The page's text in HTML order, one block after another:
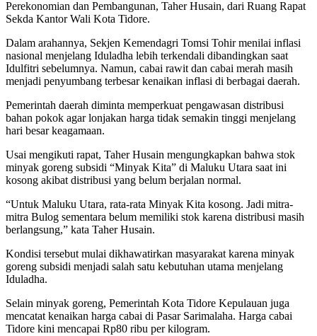
Perekonomian dan Pembangunan, Taher Husain, dari Ruang Rapat
Sekda Kantor Wali Kota Tidore.
Dalam arahannya, Sekjen Kemendagri Tomsi Tohir menilai inflasi
nasional menjelang Iduladha lebih terkendali dibandingkan saat
Idulfitri sebelumnya. Namun, cabai rawit dan cabai merah masih
menjadi penyumbang terbesar kenaikan inflasi di berbagai daerah.
Pemerintah daerah diminta memperkuat pengawasan distribusi
bahan pokok agar lonjakan harga tidak semakin tinggi menjelang
hari besar keagamaan.
Usai mengikuti rapat, Taher Husain mengungkapkan bahwa stok
minyak goreng subsidi “Minyak Kita” di Maluku Utara saat ini
kosong akibat distribusi yang belum berjalan normal.
“Untuk Maluku Utara, rata-rata Minyak Kita kosong. Jadi mitra-
mitra Bulog sementara belum memiliki stok karena distribusi masih
berlangsung,” kata Taher Husain.
Kondisi tersebut mulai dikhawatirkan masyarakat karena minyak
goreng subsidi menjadi salah satu kebutuhan utama menjelang
Iduladha.
Selain minyak goreng, Pemerintah Kota Tidore Kepulauan juga
mencatat kenaikan harga cabai di Pasar Sarimalaha. Harga cabai
Tidore kini mencapai Rp80 ribu per kilogram.